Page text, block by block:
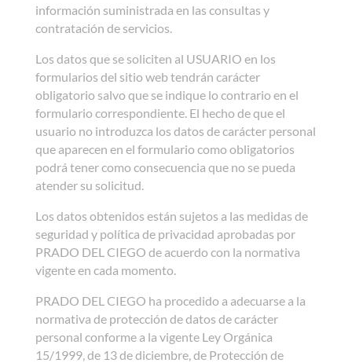
información suministrada en las consultas y
contratación de servicios.
Los datos que se soliciten al USUARIO en los
formularios del sitio web tendrán carácter
obligatorio salvo que se indique lo contrario en el
formulario correspondiente. El hecho de que el
usuario no introduzca los datos de carácter personal
que aparecen en el formulario como obligatorios
podrá tener como consecuencia que no se pueda
atender su solicitud.
Los datos obtenidos están sujetos a las medidas de
seguridad y política de privacidad aprobadas por
PRADO DEL CIEGO de acuerdo con la normativa
vigente en cada momento.
PRADO DEL CIEGO ha procedido a adecuarse a la
normativa de protección de datos de carácter
personal conforme a la vigente Ley Orgánica
15/1999, de 13 de diciembre, de Protección de